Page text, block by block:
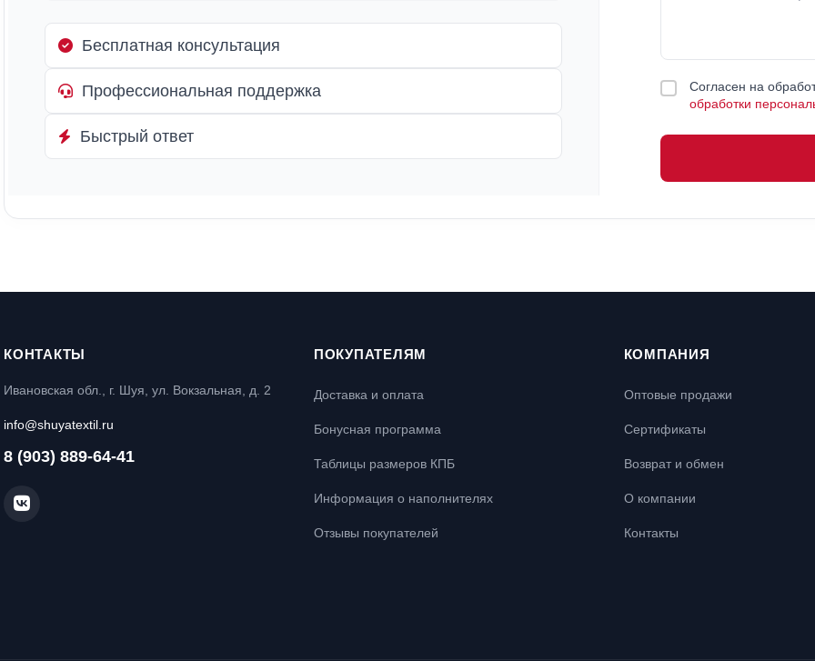
Бесплатная консультация
Профессиональная поддержка
Быстрый ответ
Согласен на
обработки
КОНТАКТЫ
Ивановская обл., г. Шуя, ул. Вокзальная, д. 2
info@shuyatextil.ru
8 (903) 889-64-41
ПОКУПАТЕЛЯМ
Доставка и оплата
Бонусная программа
Таблицы размеров КПБ
Информация о наполнителях
Отзывы покупателей
КОМПАНИЯ
Оптовые продажи
Сертификаты
Возврат и обмен
О компании
Контакты